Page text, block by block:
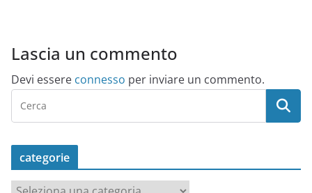
Lascia un commento
Devi essere connesso per inviare un commento.
categorie